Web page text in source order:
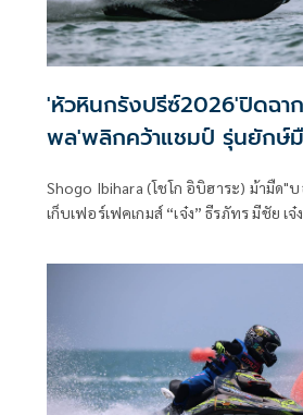
'หัวหินกรังปรีซ์2026'ปิดฉา
พล'พลิกคว้าแชมป์ รุ่นยักษ์
Shogo Ibihara (โชโก อิบิฮาระ) ม้ามืด
เก็บเฟอร์เฟคเกมส์ “เจ๋ง” ธีรภัทร มีชัย เ
แบบสุดมันส์ “หัวหิน กรังปรีซ์ 2026”หรื
พฤษภาคม 2569 นี้ ณ ชายหาดสวนสนปร
จ.ประจวบคีรีขันธ์